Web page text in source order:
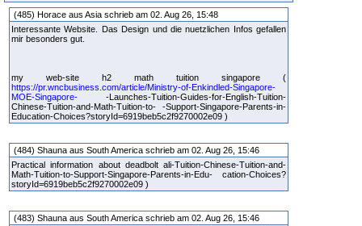
(485) Horace aus Asia schrieb am 02. Aug 26, 15:48
Interessante Website. Das Design und die nuetzlichen Infos gefallen
mir besonders gut.
my web-site h2 math tuition singapore (
https://pr.wncbusiness.com/article/Ministry-of-Enkindled-Singapore-
MOE-Singapore- -Launches-Tuition-Guides-for-English-Tuition-
Chinese-Tuition-and-Math-Tuition-to- -Support-Singapore-Parents-in-
Education-Choices?storyId=6919beb5c2f9270002e09 )
(484) Shauna aus South America schrieb am 02. Aug 26, 15:46
Practical information about deadbolt ali-Tuition-Chinese-Tuition-and-
Math-Tuition-to-Support-Singapore-Parents-in-Edu- cation-Choices?
storyId=6919beb5c2f9270002e09 )
(483) Shauna aus South America schrieb am 02. Aug 26, 15:46